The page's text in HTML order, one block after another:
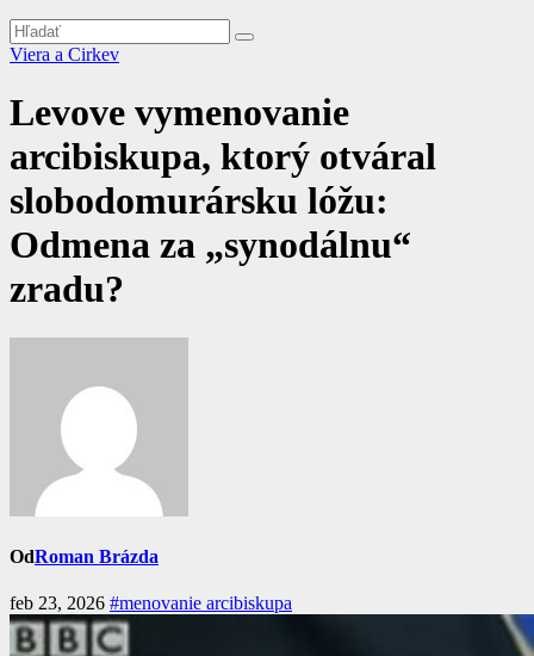
Viera a Cirkev
Levove vymenovanie
arcibiskupa, ktorý otváral
slobodomurársku lóžu:
Odmena za „synodálnu“
zradu?
OdRoman Brázda
feb 23, 2026 #menovanie arcibiskupa